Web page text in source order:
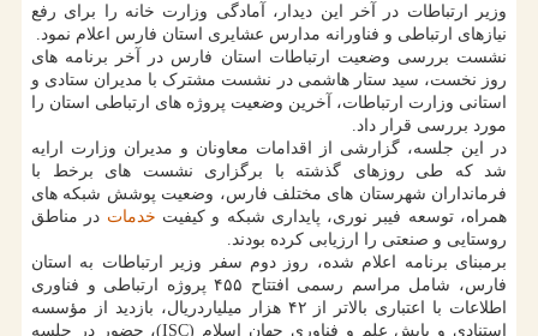
وزیر ارتباطات در آخر این دیدار، آمادگی وزارت خانه را برای رفع
نیازهای ارتباطی و فناورانه مدارس عشایری استان فارس اعلام نمود.
نشست بررسی وضعیت ارتباطات استان فارس در آخر برنامه های
روز نخست، سید ستار هاشمی در نشست مشترک با مدیران ستادی و
استانی وزارت ارتباطات، آخرین وضعیت پروژه های ارتباطی استان را
مورد بررسی قرار داد.
در این جلسه، گزارشی از اقدامات معاونان و مدیران وزارت ارایه
شد که طی روزهای گذشته با برگزاری نشست های برخط با
فرمانداران شهرستان های مختلف فارس، وضعیت پوشش شبکه های
همراه، توسعه فیبر نوری، پایداری شبکه و کیفیت خدمات در مناطق
روستایی و صنعتی را ارزیابی کرده بودند.
برمبنای برنامه اعلام شده، روز دوم سفر وزیر ارتباطات به استان
فارس، شامل مراسم رسمی افتتاح ۴۵۵ پروژه ارتباطی و فناوری
اطلاعات با اعتباری بالاتر از ۴۲ هزار میلیاردریال، بازدید از مؤسسه
استنادی و پایش علم و فناوری جهان اسلام (ISC)، حضور در جلسه